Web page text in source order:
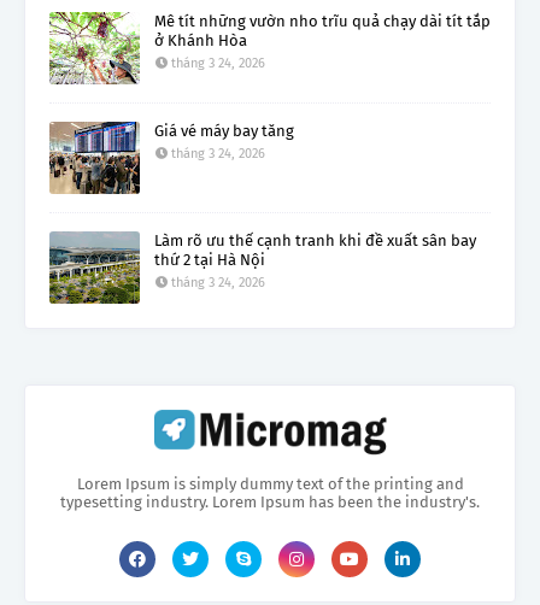
Mê tít những vườn nho trĩu quả chạy dài tít tắp
ở Khánh Hòa
tháng 3 24, 2026
Giá vé máy bay tăng
tháng 3 24, 2026
Làm rõ ưu thế cạnh tranh khi đề xuất sân bay
thứ 2 tại Hà Nội
tháng 3 24, 2026
Lorem Ipsum is simply dummy text of the printing and
typesetting industry. Lorem Ipsum has been the industry's.